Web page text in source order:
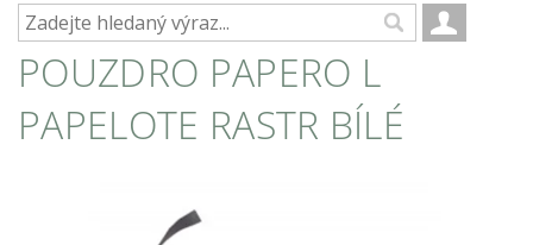
POUZDRO PAPERO L
PAPELOTE RASTR BÍLÉ